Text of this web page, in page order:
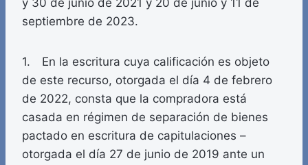
y 30 de junio de 2021 y 20 de junio y 11 de
septiembre de 2023.
1. En la escritura cuya calificación es objeto
de este recurso, otorgada el día 4 de febrero
de 2022, consta que la compradora está
casada en régimen de separación de bienes
pactado en escritura de capitulaciones –
otorgada el día 27 de junio de 2019 ante un